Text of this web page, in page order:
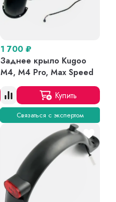
1 700 ₽
Заднее крыло Kugoo
M4, M4 Pro, Max Speed
Купить
Связаться с экспертом